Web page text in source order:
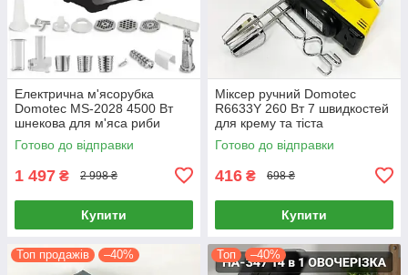
Електрична м'ясорубка
Domotec MS-2028 4500 Вт
шнекова для м'яса риби
овочів швидка переробка
Готово до відправки
1 497 ₴ 2 998 ₴
Купити
Міксер ручний Domotec
R6633Y 260 Вт 7 швидкостей
для крему та тіста
Готово до відправки
416 ₴ 698 ₴
Купити
Топ продажів –40% Топ –40%